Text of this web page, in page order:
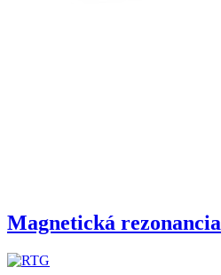
Magnetická rezonancia